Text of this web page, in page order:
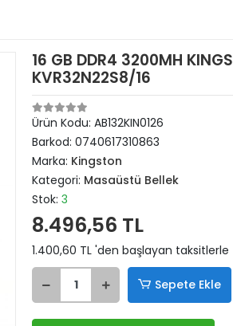
16 GB DDR4 3200MH
KVR32N22S8/16
Ürün Kodu: AB132KIN0126
Barkod: 0740617310863
Marka: Kingston
Kategori: Masaüstü Bellek
Stok: 3
8.496,56 TL
1.400,60 TL 'den başlayan taksitlerle
Sepete Ekle